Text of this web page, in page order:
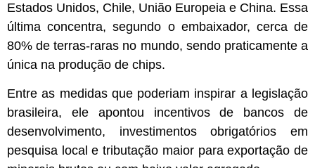
Estados Unidos, Chile, União Europeia e China. Essa
última concentra, segundo o embaixador, cerca de
80% de terras-raras no mundo, sendo praticamente a
única na produção de chips.
Entre as medidas que poderiam inspirar a legislação
brasileira, ele apontou incentivos de bancos de
desenvolvimento, investimentos obrigatórios em
pesquisa local e tributação maior para exportação de